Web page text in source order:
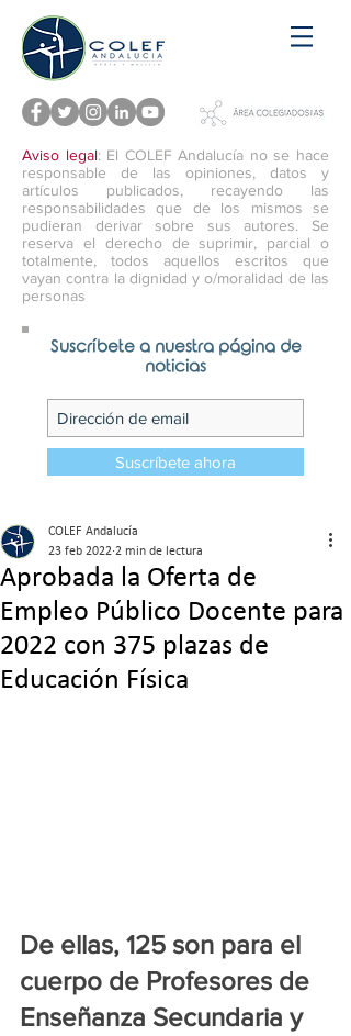
Aviso legal: El COLEF Andalucía no se hace
responsable de las opiniones, datos y
artículos publicados, recayendo las
responsabilidades que de los mismos se
pudieran derivar sobre sus autores. Se
reserva el derecho de suprimir, parcial o
totalmente, todos aquellos escritos que
vayan contra la dignidad y o/moralidad de las
personas
Suscríbete a nuestra página de
noticias
Suscríbete ahora
Aprobada la Oferta de
Empleo Público Docente para
2022 con 375 plazas de
Educación Física
COLEF Andalucía
23 feb 2022 2 min de lectura
De ellas, 125 son para el
cuerpo de Profesores de
Enseñanza Secundaria y